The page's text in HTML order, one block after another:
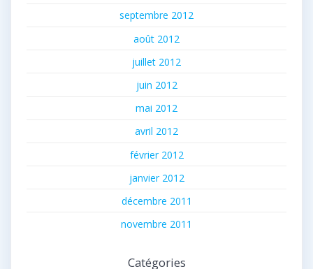
septembre 2012
août 2012
juillet 2012
juin 2012
mai 2012
avril 2012
février 2012
janvier 2012
décembre 2011
novembre 2011
Catégories